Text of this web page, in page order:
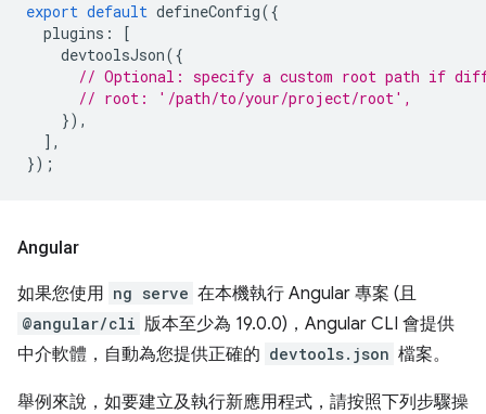
export default defineConfig({
plugins :
[
devtoolsJson({
// Optional: specify a custom root path if
// root: '/path/to/your/project/root',
}),
],
});
Angular
如果您使用 ng serve 在本機執行 Angular 專案 (且
@angular/cli 版本至少為 19.0.0)，Angular CLI 會提供
中介軟體，自動為您提供正確的 devtools.json 檔案。
舉例來說，如要建立及執行新應用程式，請按照下列步驟操